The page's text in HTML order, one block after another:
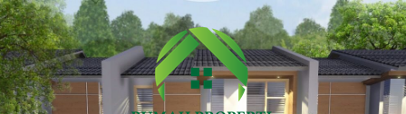
S
k
i
p
t